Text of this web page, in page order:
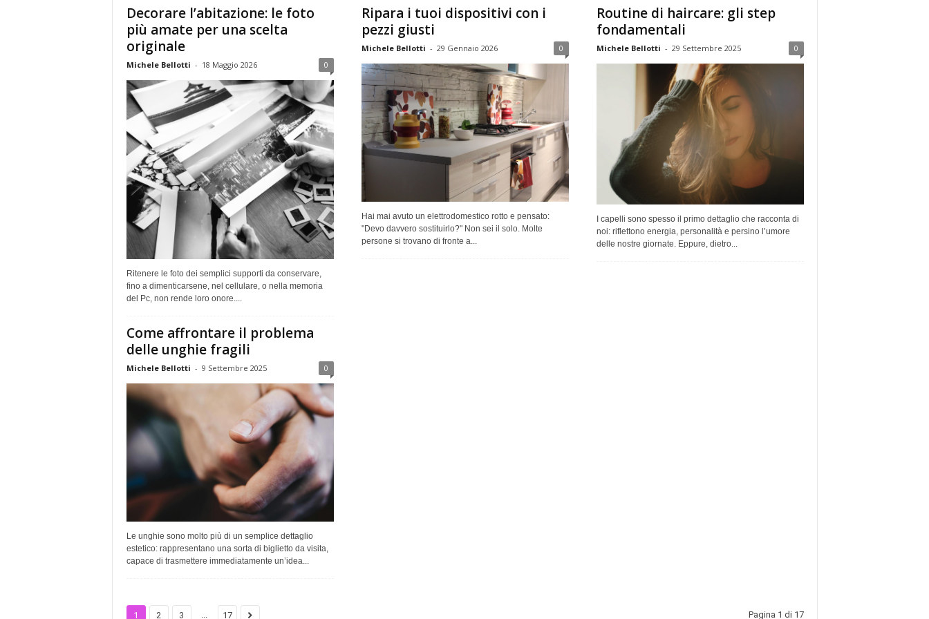
Decorare l’abitazione: le foto
più amate per una scelta
originale
Michele Bellotti - 18 Maggio 2026 0
Ritenere le foto dei semplici supporti da conservare,
fino a dimenticarsene, nel cellulare, o nella memoria
del Pc, non rende loro onore....
Ripara i tuoi dispositivi con i
pezzi giusti
Michele Bellotti - 29 Gennaio 2026 0
Hai mai avuto un elettrodomestico rotto e pensato:
"Devo davvero sostituirlo?" Non sei il solo. Molte
persone si trovano di fronte a...
Routine di haircare: gli step
fondamentali
Michele Bellotti - 29 Settembre 2025 0
I capelli sono spesso il primo dettaglio che racconta di
noi: riflettono energia, personalità e persino l’umore
delle nostre giornate. Eppure, dietro...
Come affrontare il problema
delle unghie fragili
Michele Bellotti - 9 Settembre 2025 0
Le unghie sono molto più di un semplice dettaglio
estetico: rappresentano una sorta di biglietto da visita,
capace di trasmettere immediatamente un’idea...
1 2 3 17 Pagina 1 di 17